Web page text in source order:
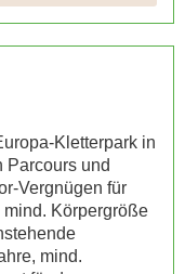
Kletterpark in
Parcours und
Vergnügen für
mind. Körpergröße
mind.